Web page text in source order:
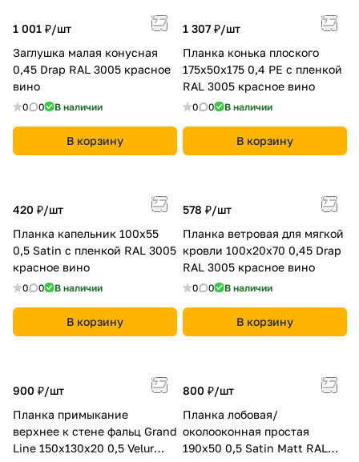
1 001 ₽/шт
Заглушка малая конусная
0,45 Drap RAL 3005 красное
вино
0 0 В наличии
В корзину
1 307 ₽/шт
Планка конька плоского
175х50х175 0,4 PE с пленкой
RAL 3005 красное вино
0 0 В наличии
В корзину
420 ₽/шт
Планка капельник 100х55
0,5 Satin с пленкой RAL 3005
красное вино
0 0 В наличии
В корзину
578 ₽/шт
Планка ветровая для мягкой
кровли 100х20х70 0,45 Drap
RAL 3005 красное вино
0 0 В наличии
В корзину
900 ₽/шт
Планка примыкание
верхнее к стене фальц Grand
Line 150х130х20 0,5 Velur
800 ₽/шт
Планка лобовая/
околооконная простая
190х50 0,5 Satin Мatt RAL